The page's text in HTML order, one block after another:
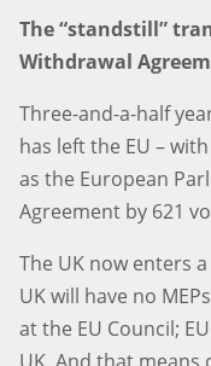
The “standstill”
Withdrawal
Three-and-a-half
has left the EU –
as the European
Agreement by 621
The UK now enters
UK will have no
at the EU Council;